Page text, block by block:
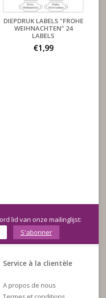
DIEPDRUK LABELS "FROHE
WEIHNACHTEN" 24
LABELS
€1,99
lid van onze mailinglijst:
S'abonner
Service à la clientèle
A propos de nous